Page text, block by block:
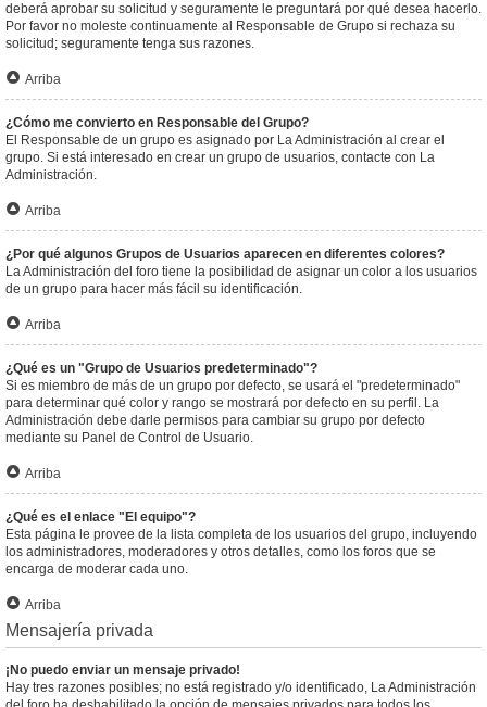
deberá aprobar su solicitud y seguramente le preguntará por qué desea hacerlo.
Por favor no moleste continuamente al Responsable de Grupo si rechaza su
solicitud; seguramente tenga sus razones.
Arriba
¿Cómo me convierto en Responsable del Grupo?
El Responsable de un grupo es asignado por La Administración al crear el
grupo. Si está interesado en crear un grupo de usuarios, contacte con La
Administración.
Arriba
¿Por qué algunos Grupos de Usuarios aparecen en diferentes colores?
La Administración del foro tiene la posibilidad de asignar un color a los usuarios
de un grupo para hacer más fácil su identificación.
Arriba
¿Qué es un "Grupo de Usuarios predeterminado"?
Si es miembro de más de un grupo por defecto, se usará el "predeterminado"
para determinar qué color y rango se mostrará por defecto en su perfil. La
Administración debe darle permisos para cambiar su grupo por defecto
mediante su Panel de Control de Usuario.
Arriba
¿Qué es el enlace "El equipo"?
Esta página le provee de la lista completa de los usuarios del grupo, incluyendo
los administradores, moderadores y otros detalles, como los foros que se
encarga de moderar cada uno.
Arriba
Mensajería privada
¡No puedo enviar un mensaje privado!
Hay tres razones posibles; no está registrado y/o identificado, La Administración